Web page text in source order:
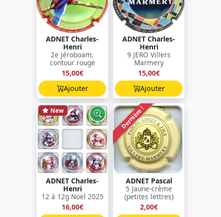
ADNET Charles-
Henri
2e Jéroboam,
contour rouge
15,00€
Ajouter
ADNET Charles-
Henri
9 JERO Villers
Marmery
15,00€
Ajouter
New
ADNET Charles-
Henri
12 à 12g Noël 2025
16,00€
Dernière !
ADNET Pascal
5 Jaune-crème
(petites lettres)
2,00€